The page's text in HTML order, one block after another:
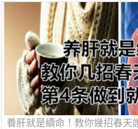
養肝就是續命！教你幾招春天